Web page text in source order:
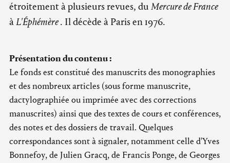
étroitement à plusieurs revues, du Mercure de France
àL'Éphémère. Il décède à Paris en 1976.
Présentation du contenu :
Le fonds est constitué des manuscrits des monographies
et des nombreux articles (sous forme manuscrite,
dactylographiée ou imprimée avec des corrections
manuscrites) ainsi que des textes de cours et conférences,
des notes et des dossiers de travail. Quelques
correspondances sont à signaler, notamment celle d'Yves
Bonnefoy, de Julien Gracq, de Francis Ponge, de Georges